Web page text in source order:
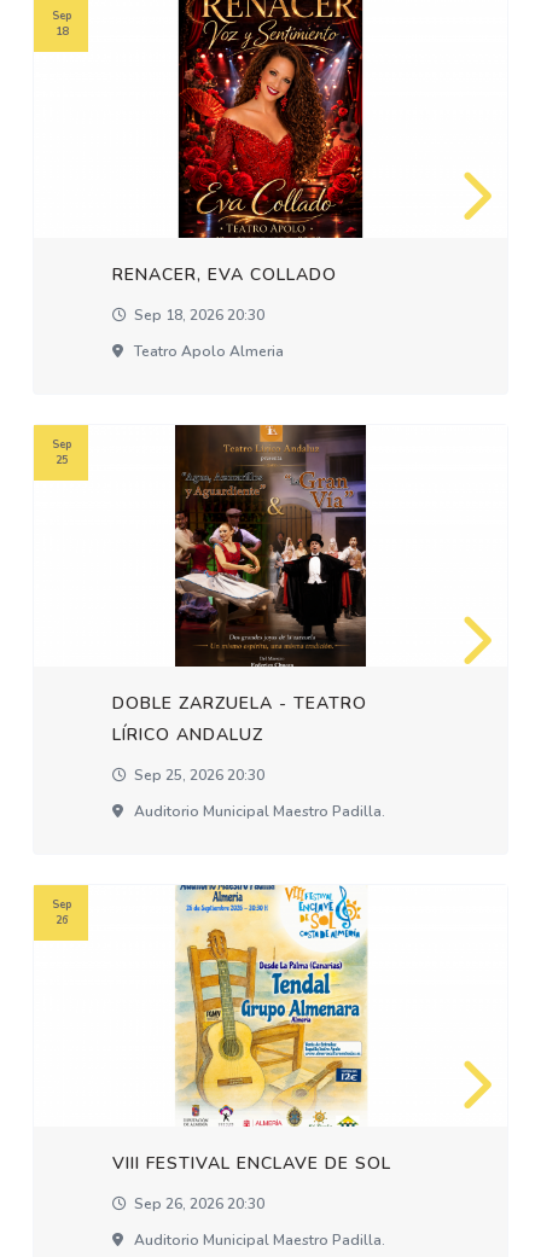
RENACER, EVA COLLADO
Sep 18, 2026 20:30
Teatro Apolo Almeria
Sep
18
DOBLE ZARZUELA - TEATRO
LÍRICO ANDALUZ
Sep 25, 2026 20:30
Auditorio Municipal Maestro Padilla.
Sep
25
VIII FESTIVAL ENCLAVE DE SOL
Sep 26, 2026 20:30
Auditorio Municipal Maestro Padilla.
Sep
26